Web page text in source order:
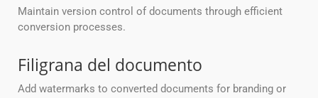
Maintain version control of documents through efficient
conversion processes.
Filigrana del documento
Add watermarks to converted documents for branding or